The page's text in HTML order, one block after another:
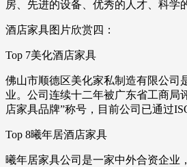
房、先进的设备、优秀的人才、科学
酒店家具图片欣赏四：
Top 7美化酒店家具
佛山市顺德区美化家私制造有限公司
业。公司连续十二年被广东省工商局
店家具品牌”称号，目前公司已通过
Top 8曦年居酒店家具
曦年居家具公司是一家中外合资企业